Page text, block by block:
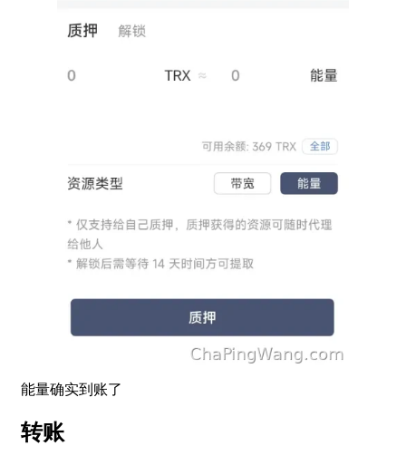
能量确实到账了
转账